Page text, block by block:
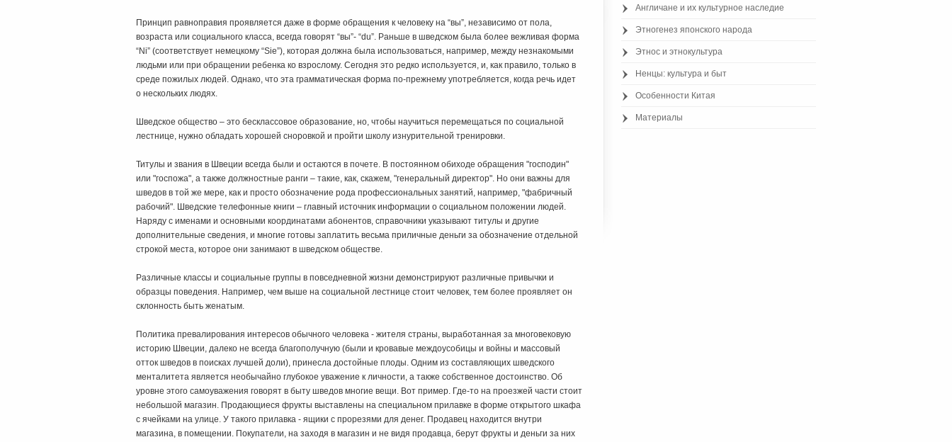
Принцип равноправия проявляется даже в форме обращения к человеку на “вы”, независимо от пола,
возраста или социального класса, всегда говорят “вы”- “du”. Раньше в шведском была более вежливая форма
“Ni” (соответствует немецкому “Sie”), которая должна была использоваться, например, между незнакомыми
людьми или при обращении ребенка ко взрослому. Сегодня это редко используется, и, как правило, только в
среде пожилых людей. Однако, что эта грамматическая форма по-прежнему употребляется, когда речь идет
о нескольких людях.
Шведское общество – это бесклассовое образование, но, чтобы научиться перемещаться по социальной
лестнице, нужно обладать хорошей сноровкой и пройти школу изнурительной тренировки.
Титулы и звания в Швеции всегда были и остаются в почете. В постоянном обиходе обращения "господин"
или "госпожа", а также должностные ранги – такие, как, скажем, "генеральный директор". Но они важны для
шведов в той же мере, как и просто обозначение рода профессиональных занятий, например, "фабричный
рабочий". Шведские телефонные книги – главный источник информации о социальном положении людей.
Наряду с именами и основными координатами абонентов, справочники указывают титулы и другие
дополнительные сведения, и многие готовы заплатить весьма приличные деньги за обозначение отдельной
строкой места, которое они занимают в шведском обществе.
Различные классы и социальные группы в повседневной жизни демонстрируют различные привычки и
образцы поведения. Например, чем выше на социальной лестнице стоит человек, тем более проявляет он
склонность быть женатым.
Политика превалирования интересов обычного человека - жителя страны, выработанная за многовековую
историю Швеции, далеко не всегда благополучную (были и кровавые междоусобицы и войны и массовый
отток шведов в поисках лучшей доли), принесла достойные плоды. Одним из составляющих шведского
менталитета является необычайно глубокое уважение к личности, а также собственное достоинство. Об
уровне этого самоуважения говорят в быту шведов многие вещи. Вот пример. Где-то на проезжей части стоит
небольшой магазин. Продающиеся фрукты выставлены на специальном прилавке в форме открытого шкафа
с ячейками на улице. У такого прилавка - ящики с прорезями для денег. Продавец находится внутри
магазина, в помещении. Покупатели, на заходя в магазин и не видя продавца, берут фрукты и деньги за них
Англичане и их культурное наследие
Этногенез японского народа
Этнос и этнокультура
Ненцы: культура и быт
Особенности Китая
Материалы